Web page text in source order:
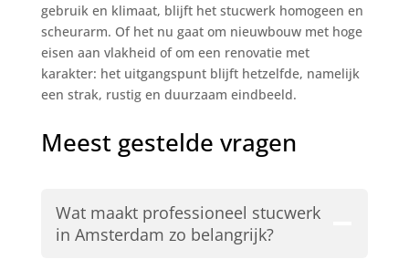
gebruik en klimaat, blijft het stucwerk homogeen en
scheurarm. Of het nu gaat om nieuwbouw met hoge
eisen aan vlakheid of om een renovatie met
karakter: het uitgangspunt blijft hetzelfde, namelijk
een strak, rustig en duurzaam eindbeeld.
Meest gestelde vragen
Wat maakt professioneel stucwerk
in Amsterdam zo belangrijk?